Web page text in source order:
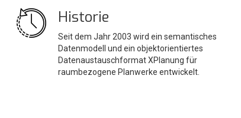
Historie
Seit dem Jahr 2003 wird ein semantisches
Datenmodell und ein objektorientiertes
Datenaustauschformat XPlanung für
raumbezogene Planwerke entwickelt.